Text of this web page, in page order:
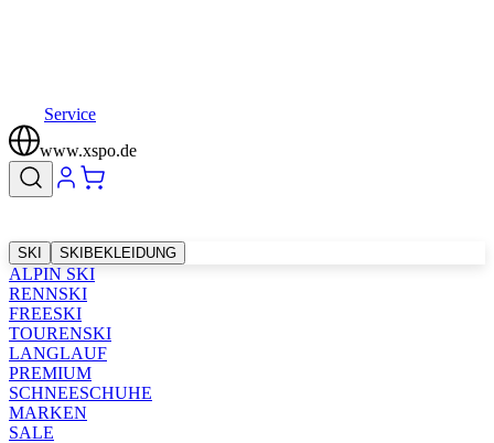
Service
www.xspo.de
SKI SKIBEKLEIDUNG
ALPIN SKI
RENNSKI
FREESKI
TOURENSKI
LANGLAUF
PREMIUM
SCHNEESCHUHE
MARKEN
SALE